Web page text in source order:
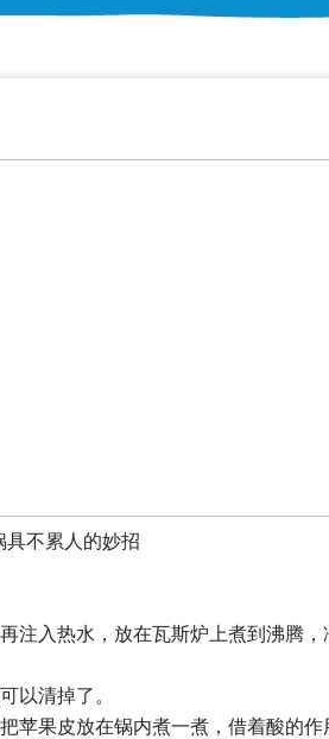
具不累人的妙招
注入热水，放在瓦斯炉上煮到沸腾
以清掉了。
果皮放在锅内煮一煮，借着酸的作